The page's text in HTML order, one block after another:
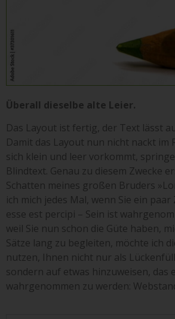
Überall dieselbe alte Leier.
Das Layout ist fertig, der Text lässt
Damit das Layout nun nicht nackt im
sich klein und leer vorkommt,
Blindtext. Genau zu diesem Zwecke
Schatten meines großen Bruders
ich mich jedes Mal, wenn Sie ein
esse est percipi – Sein ist
weil Sie nun schon die Güte haben,
Sätze lang zu begleiten, möchte ich
nutzen, Ihnen nicht nur als
sondern auf etwas hinzuweisen, das
wahrgenommen zu werden: